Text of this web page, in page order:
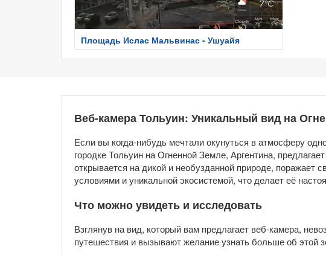
Площадь Ислас Мальвинас - Ушуайя
Веб-камера Тольуин: Уникальный вид на
Если вы когда-нибудь мечтали окунуться в атмосферу
городке Тольуин на Огненной Земле, Аргентина,
открывается на дикой и необузданной природе, поражает
условиями и уникальной экосистемой, что делает её
Что можно увидеть и исследовать
Взглянув на вид, который вам предлагает веб-камера,
путешествия и вызывают желание узнать больше об этой